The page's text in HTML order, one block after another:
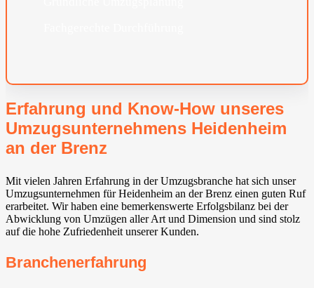
Erfahrung und Know-How unseres
Umzugsunternehmens Heidenheim
an der Brenz
Mit vielen Jahren Erfahrung in der Umzugsbranche hat sich unser
Umzugsunternehmen für Heidenheim an der Brenz einen guten Ruf
erarbeitet. Wir haben eine bemerkenswerte Erfolgsbilanz bei der
Abwicklung von Umzügen aller Art und Dimension und sind stolz
auf die hohe Zufriedenheit unserer Kunden.
Branchenerfahrung